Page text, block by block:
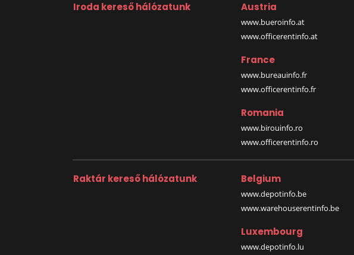
Iroda kereső hálózatunk Austria
www.bueroinfo.at
www.officerentinfo.at
France
www.bureauinfo.fr
www.officerentinfo.fr
Romania
www.birouinfo.ro
www.officerentinfo.ro
Raktár kereső hálózatunk Belgium
www.depotinfo.be
www.warehouserentinfo.be
Luxembourg
www.depotinfo.lu